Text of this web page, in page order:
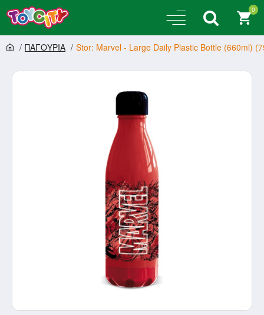
0
ΠΑΓΟΥΡΙΑ Stor: Marvel - Large Daily Plastic Bottle (660ml)